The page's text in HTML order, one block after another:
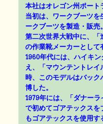
本社はオレゴン州ポート
当初は、ワークブーツを
ークブーツを製造・販売。
第二次世界大戦中に、「
の作業靴メーカーとして
1960年代には、ハイキ
え、「マウンテントレ
時、このモデルはバッ
博した。
1979年には、「ダナー
で初めてゴアテックスを
もゴアテックスを使用